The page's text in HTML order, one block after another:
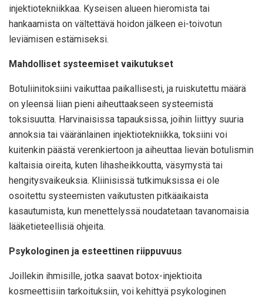
injektiotekniikkaa. Kyseisen alueen hieromista tai
hankaamista on vältettävä hoidon jälkeen ei-toivotun
leviämisen estämiseksi.
Mahdolliset systeemiset vaikutukset
Botuliinitoksiini vaikuttaa paikallisesti, ja ruiskutettu määrä
on yleensä liian pieni aiheuttaakseen systeemistä
toksisuutta. Harvinaisissa tapauksissa, joihin liittyy suuria
annoksia tai vääränlainen injektiotekniikka, toksiini voi
kuitenkin päästä verenkiertoon ja aiheuttaa lievän botulismin
kaltaisia oireita, kuten lihasheikkoutta, väsymystä tai
hengitysvaikeuksia. Kliinisissä tutkimuksissa ei ole
osoitettu systeemisten vaikutusten pitkäaikaista
kasautumista, kun menettelyssä noudatetaan tavanomaisia
lääketieteellisiä ohjeita.
Psykologinen ja esteettinen riippuvuus
Joillekin ihmisille, jotka saavat botox-injektioita
kosmeettisiin tarkoituksiin, voi kehittyä psykologinen